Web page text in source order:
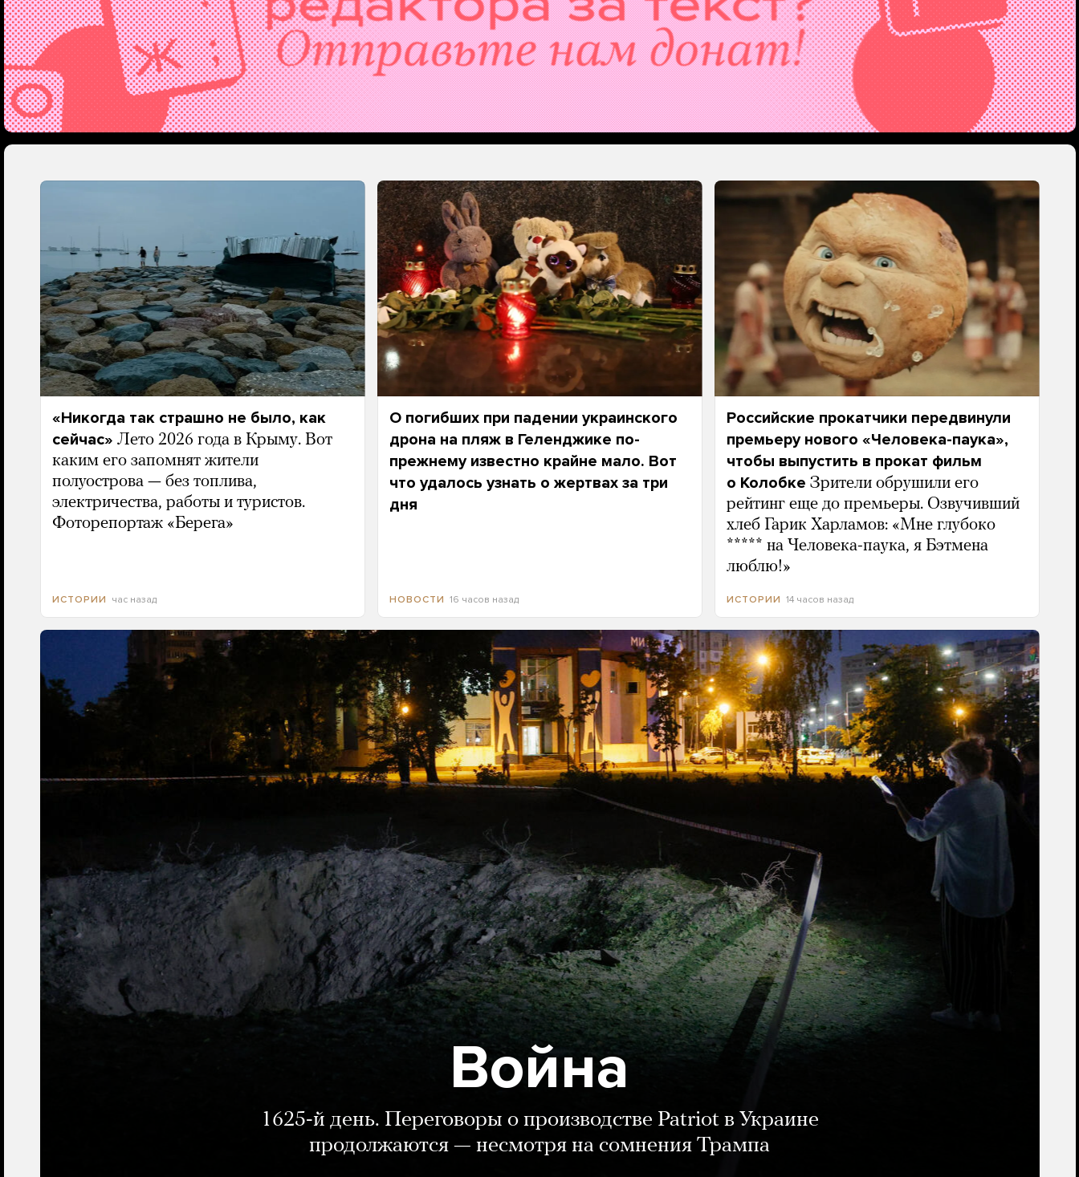
«Никогда так страшно не было, как
сейчас» Лето 2026 года в Крыму. Вот
каким его запомнят жители
полуострова — без топлива,
электричества, работы и туристов.
Фоторепортаж «Берега»
ИСТОРИИ час назад
О погибших при падении украинского
дрона на пляж в Геленджике по-
прежнему известно крайне мало. Вот
что удалось узнать о жертвах за три
дня
НОВОСТИ 16 часов назад
Российские прокатчики передвинули
премьеру нового «Человека-паука»,
чтобы выпустить в прокат фильм
о Колобке Зрители обрушили его
рейтинг еще до премьеры. Озвучивший
хлеб Гарик Харламов: «Мне глубоко
***** на Человека-паука, я Бэтмена
люблю!»
ИСТОРИИ 14 часов назад
Война
1625-й день. Переговоры о производстве Patriot в Украине
продолжаются — несмотря на сомнения Трампа